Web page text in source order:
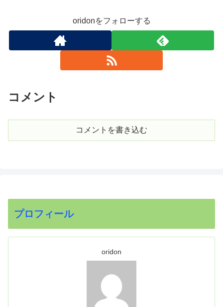
oridonをフォローする
コメント
コメントを書き込む
プロフィール
oridon